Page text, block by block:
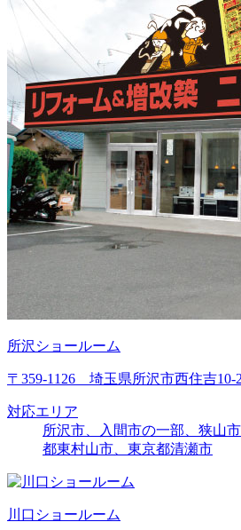
所沢ショールーム
〒359-1126 埼玉県所沢市西住吉10-2
対応エリア
所沢市、入間市の一部、狭山
都東村山市、東京都清瀬市
川口ショールーム